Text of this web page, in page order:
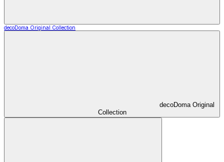
decoDoma Original Collection
decoDoma Original
Collection